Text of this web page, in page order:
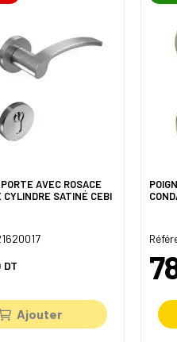
AVEC ROSACE
CYLINDRE SATINÉ CEBI
DT
Ajouter